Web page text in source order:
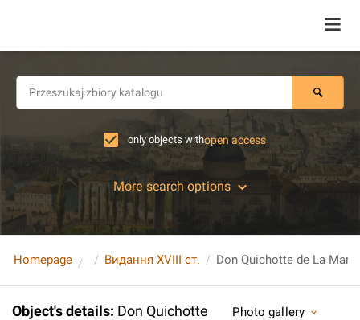
only objects withopen access
More search options
Homepage Видання XVIII ст. Don Quichotte de La
Object's details: Don Quichotte
Photo gallery